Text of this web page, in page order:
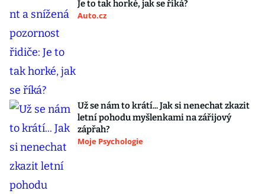
Je to tak horké, jak se říká?
Auto.cz
Už se nám to krátí... Jak si nenechat zkazit
letní pohodu myšlenkami na zářijový
zápřah?
Moje Psychologie